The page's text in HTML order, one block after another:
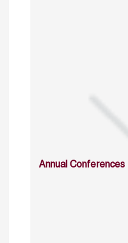
Annual Conferences